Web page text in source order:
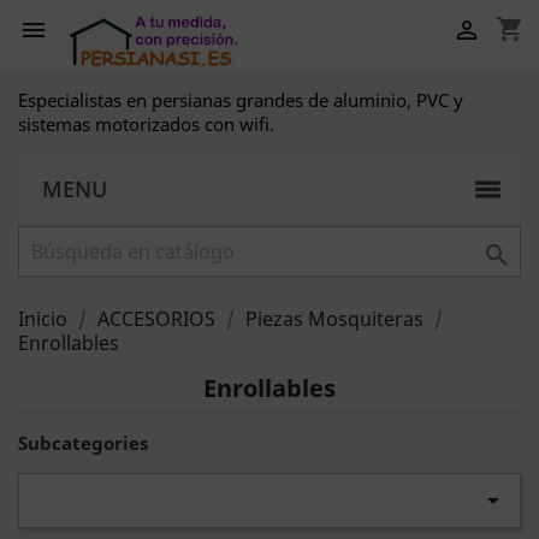
 shopping_cart

Especialistas en persianas grandes de aluminio, PVC y
sistemas motorizados con wifi.
MENU

Inicio ACCESORIOS
Piezas Mosquiteras
Enrollables
Enrollables
Subcategories
